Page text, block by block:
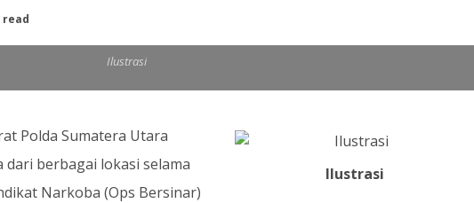
read
Ilustrasi
Ilustrasi
Polda Sumatera Utara
berbagai lokasi selama
Narkoba (Ops Bersinar)